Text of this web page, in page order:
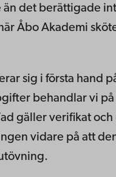
det berättigade
Åbo Akademi
sig i första hand
behandlar vi
gäller verifikat
vidare på att